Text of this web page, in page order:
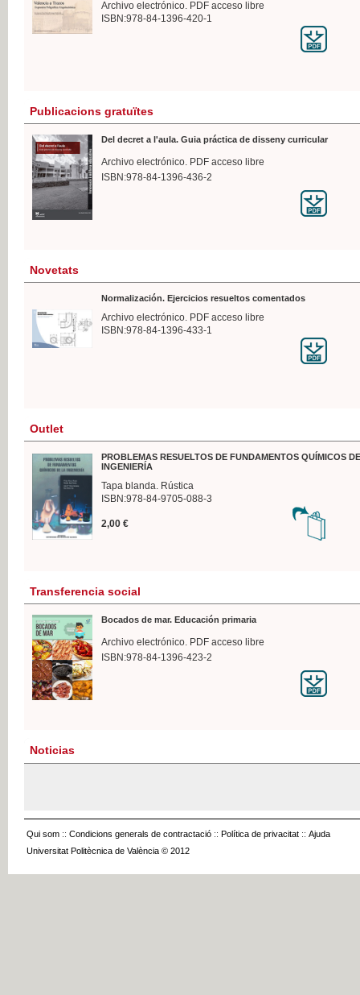
Archivo electrónico. PDF acceso libre
ISBN:978-84-1396-420-1
Publicacions gratuïtes
Del decret a l'aula. Guia práctica de disseny curricular
Archivo electrónico. PDF acceso libre
ISBN:978-84-1396-436-2
Novetats
Normalización. Ejercicios resueltos comentados
Archivo electrónico. PDF acceso libre
ISBN:978-84-1396-433-1
Outlet
PROBLEMAS RESUELTOS DE FUNDAMENTOS QUÍMICOS
INGENIERÍA
Tapa blanda. Rústica
ISBN:978-84-9705-088-3
2,00 €
Transferencia social
Bocados de mar. Educación primaria
Archivo electrónico. PDF acceso libre
ISBN:978-84-1396-423-2
Noticias
Qui som :: Condicions generals de contractació :: Política de privacitat :: Ajuda
Universitat Politècnica de València © 2012